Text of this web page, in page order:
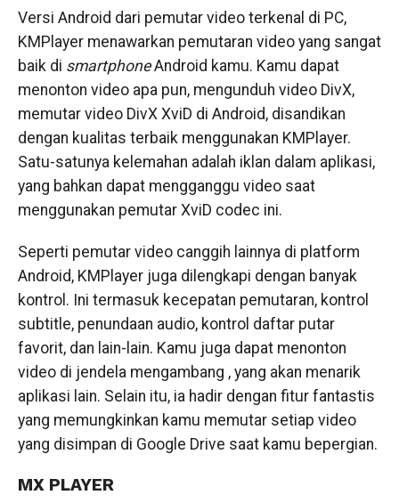
Versi Android dari pemutar video terkenal di PC,
KMPlayer menawarkan pemutaran video yang sangat
baik di smartphoneAndroid kamu. Kamu dapat
menonton video apa pun, mengunduh video DivX,
memutar video DivX XviD di Android, disandikan
dengan kualitas terbaik menggunakan KMPlayer.
Satu-satunya kelemahan adalah iklan dalam aplikasi,
yang bahkan dapat mengganggu video saat
menggunakan pemutar XviD codec ini.
Seperti pemutar video canggih lainnya di platform
Android, KMPlayer juga dilengkapi dengan banyak
kontrol. Ini termasuk kecepatan pemutaran, kontrol
subtitle, penundaan audio, kontrol daftar putar
favorit, dan lain-lain. Kamu juga dapat menonton
video di jendela mengambang , yang akan menarik
aplikasi lain. Selain itu, ia hadir dengan fitur fantastis
yang memungkinkan kamu memutar setiap video
yang disimpan di Google Drive saat kamu bepergian.
MX PLAYER